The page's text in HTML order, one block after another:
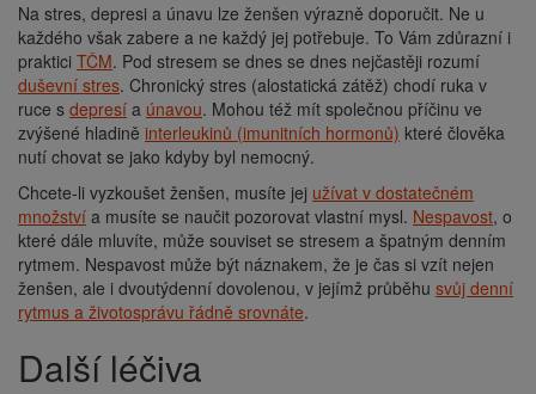
Na stres, depresi a únavu lze ženšen výrazně doporučit. Ne u
každého však zabere a ne každý jej potřebuje. To Vám zdůrazní i
praktici TČM. Pod stresem se dnes se dnes nejčastěji rozumí
duševní stres. Chronický stres (alostatická zátěž) chodí ruka v
ruce s depresí a únavou. Mohou též mít společnou příčinu ve
zvýšené hladině interleukinů (imunitních hormonů) které člověka
nutí chovat se jako kdyby byl nemocný.
Chcete-li vyzkoušet ženšen, musíte jej užívat v dostatečném
množství a musíte se naučit pozorovat vlastní mysl. Nespavost, o
které dále mluvíte, může souviset se stresem a špatným denním
rytmem. Nespavost může být náznakem, že je čas si vzít nejen
ženšen, ale i dvoutýdenní dovolenou, v jejímž průběhu svůj denní
rytmus a životosprávu řádně srovnáte.
Další léčiva